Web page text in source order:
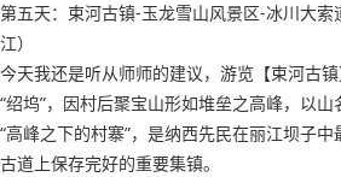
第五天：束河古镇-玉龙雪山风景区-冰川大
江）
今天我还是听从师师的建议，游览【束河古
“绍坞”，因村后聚宝山形如堆垒之高峰，以
“高峰之下的村寨”，是纳西先民在丽江坝子
古道上保存完好的重要集镇。